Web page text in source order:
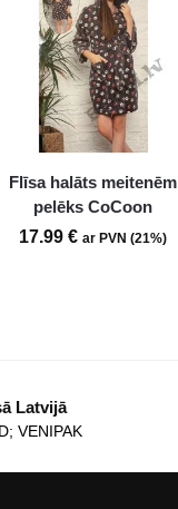
Flīsa halāts meitenēm
pelēks CoCoon
17.99€ ar PVN (21%)
Latvijā
VENIPAK